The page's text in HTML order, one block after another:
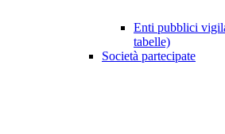
Enti pubblici
tabelle)
Società partecipate